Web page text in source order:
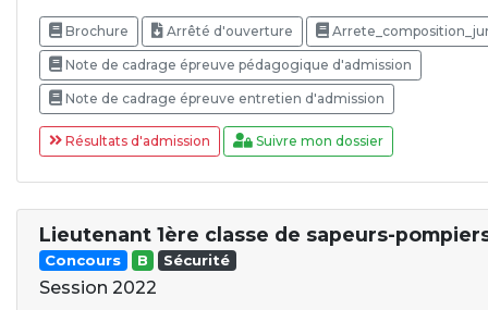
Brochure Arrêté d'ouverture
Note de cadrage épreuve pédagogique d'admission
Note de cadrage épreuve entretien d'admission
Résultats d'admission Suivre mon dossier
Lieutenant 1ère classe de sapeurs-
Concours B Sécurité
Session 2022